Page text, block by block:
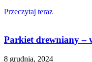
Przeczytaj teraz
Parkiet drewniany –
8 grudnia, 2024